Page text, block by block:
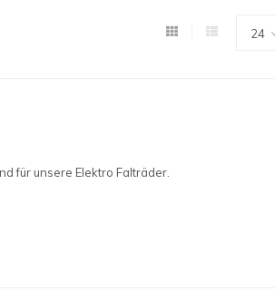
für unsere Elektro Falträder.